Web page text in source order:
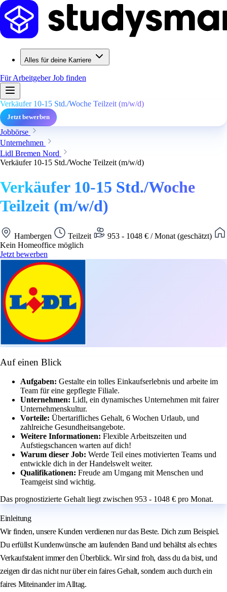
Alles für deine Karriere
Für ArbeitgeberJob finden
Verkäufer 10-15 Std./Woche Teilzeit (m/w/d)
Jetzt bewerben
Jobbörse
Unternehmen
Lidl Bremen Nord
Verkäufer 10-15 Std./Woche Teilzeit (m/w/d)
Verkäufer 10-15 Std./Woche
Teilzeit (m/w/d)
Hambergen Teilzeit
953 - 1048 € / Monat (geschätzt)
Kein Homeoffice möglich
Jetzt bewerben
Auf einen Blick
Aufgaben: Gestalte ein tolles Einkaufserlebnis und arbeite im
Team für eine gepflegte Filiale.
Unternehmen: Lidl, ein dynamisches Unternehmen mit fairer
Unternehmenskultur.
Vorteile: Übertarifliches Gehalt, 6 Wochen Urlaub, und
zahlreiche Gesundheitsangebote.
Weitere Informationen: Flexible Arbeitszeiten und
Aufstiegschancen warten auf dich!
Warum dieser Job: Werde Teil eines motivierten Teams und
entwickle dich in der Handelswelt weiter.
Qualifikationen: Freude am Umgang mit Menschen und
Teamgeist sind wichtig.
Das prognostizierte Gehalt liegt zwischen 953 - 1048 € pro Monat.
Einleitung
Wir finden, unsere Kunden verdienen nur das Beste. Dich zum Beispiel.
Du erfüllst Kundenwünsche am laufenden Band und behältst als echtes
Verkaufstalent immer den Überblick. Wir sind froh, dass du da bist, und
zeigen dir das nicht nur über ein faires Gehalt, sondern auch durch ein
faires Miteinander im Alltag.